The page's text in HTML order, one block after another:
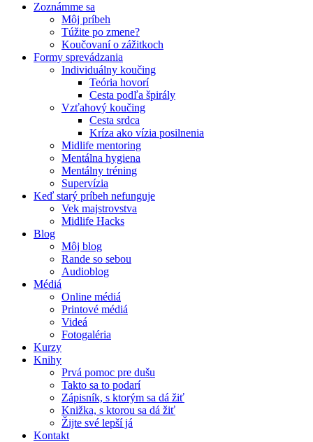
Zoznámme sa
Môj príbeh
Túžite po zmene?
Koučovaní o zážitkoch
Formy sprevádzania
Individuálny koučing
Teória hovorí
Cesta podľa špirály
Vzťahový koučing
Cesta srdca
Kríza ako vízia posilnenia
Midlife mentoring
Mentálna hygiena
Mentálny tréning
Supervízia
Keď starý príbeh nefunguje
Vek majstrovstva
Midlife Hacks
Blog
Môj blog
Rande so sebou
Audioblog
Médiá
Online médiá
Printové médiá
Videá
Fotogaléria
Kurzy
Knihy
Prvá pomoc pre dušu
Takto sa to podarí
Zápisník, s ktorým sa dá žiť
Knižka, s ktorou sa dá žiť
Žijte své lepší já
Kontakt